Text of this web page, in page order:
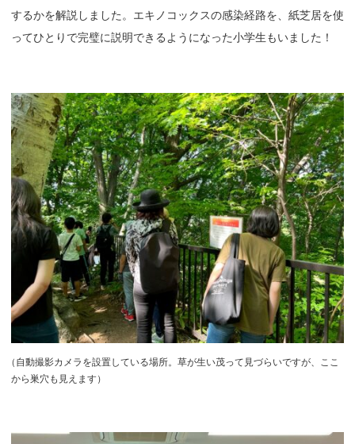
するかを解説しました。エキノコックスの感染経路を、紙芝居を使
ってひとりで完璧に説明できるようになった小学生もいました！
（ 自動撮影カメラを設置している場所。草が生い茂って見づらいですが、ここ
から巣穴も見えます）